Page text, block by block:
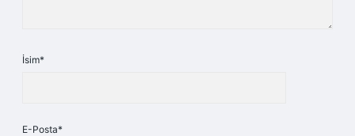
İsim*
E-Posta*